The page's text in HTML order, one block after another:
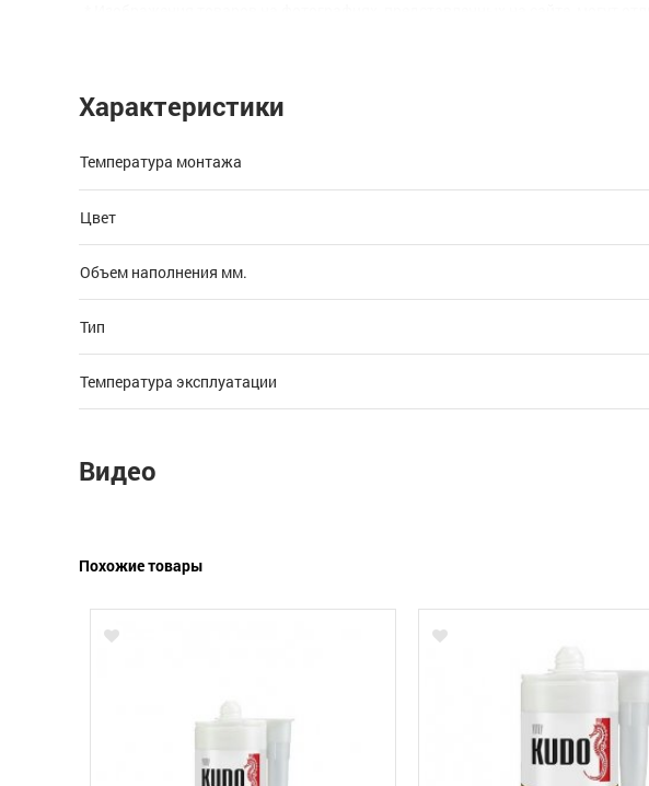
Характеристики
Температура монтажа
Цвет
Объем наполнения мм.
Тип
Температура эксплуатации
Видео
Похожие товары